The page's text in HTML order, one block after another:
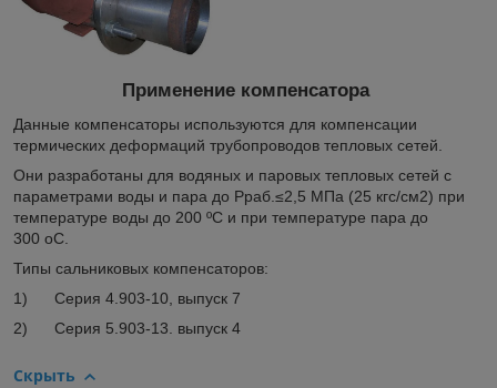
Применение компенсатора
Данные компенсаторы используются для компенсации
термических деформаций трубопроводов тепловых сетей.
Они разработаны для водяных и паровых тепловых сетей с
параметрами воды и пара до Рраб. ≤2,5 МПа (25 кгс/см2) при
температуре воды до 200 ºС и при температуре пара до
300 оС.
Типы сальниковых компенсаторов:
1) Серия 4.903-10, выпуск 7
2) Серия 5.903-13. выпуск 4
Скрыть